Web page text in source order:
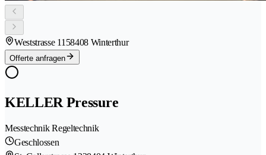
Weststrasse 1158408 Winterthur
Offerte anfragen
KELLER Pressure
Messtechnik Regeltechnik
Geschlossen